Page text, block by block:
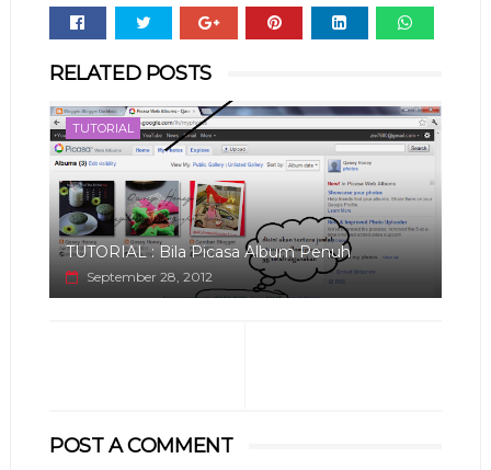
RELATED POSTS
TUTORIAL
TUTORIAL : Bila Picasa Album Penuh
September 28, 2012
POST A COMMENT